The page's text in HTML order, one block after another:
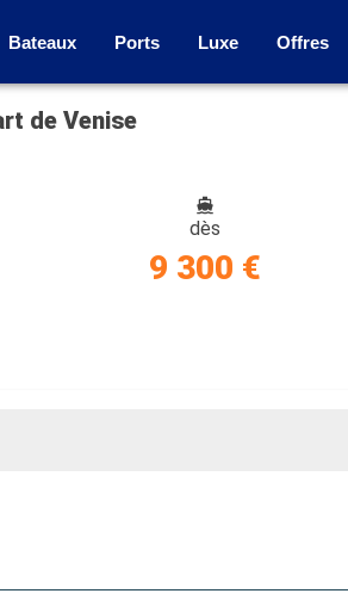
Bateaux Ports Luxe Offres
de Venise
dès
9 300 €